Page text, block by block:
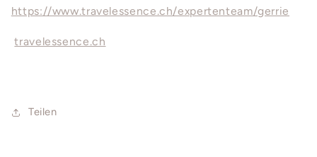
https://www.travelessence.ch/expertenteam/gerrie
travelessence.ch
Teilen